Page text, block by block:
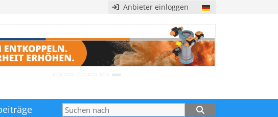
Anbieter einloggen